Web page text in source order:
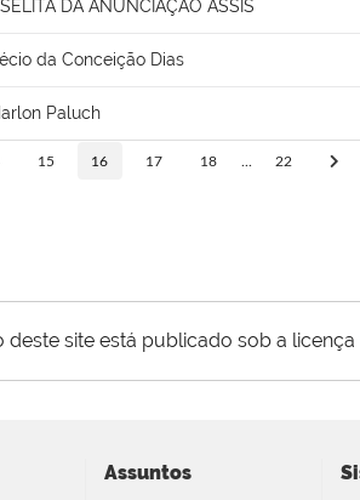
DA ANUNCIAÇÃO ASSIS
da Conceição Dias
Paluch
15 16 17 18 22
site está publicado sob a licença
Assuntos